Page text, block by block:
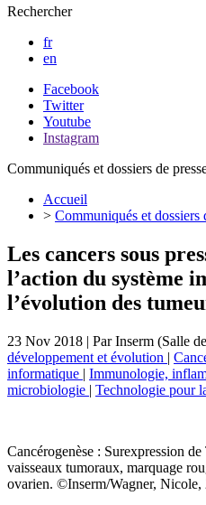
Rechercher
fr
en
Facebook
Twitter
Youtube
Instagram
Communiqués et dossiers de
Accueil
> Communiqués et dossiers
Les cancers sous
l’action du système
l’évolution des
23 Nov 2018 | ParInserm (Salle
développement et évolution |
informatique | Immunologie,
microbiologie | Technologie pour
Cancérogenèse : Surexpression
vaisseaux tumoraux, marquage
ovarien. ©Inserm/Wagner, Nicole,